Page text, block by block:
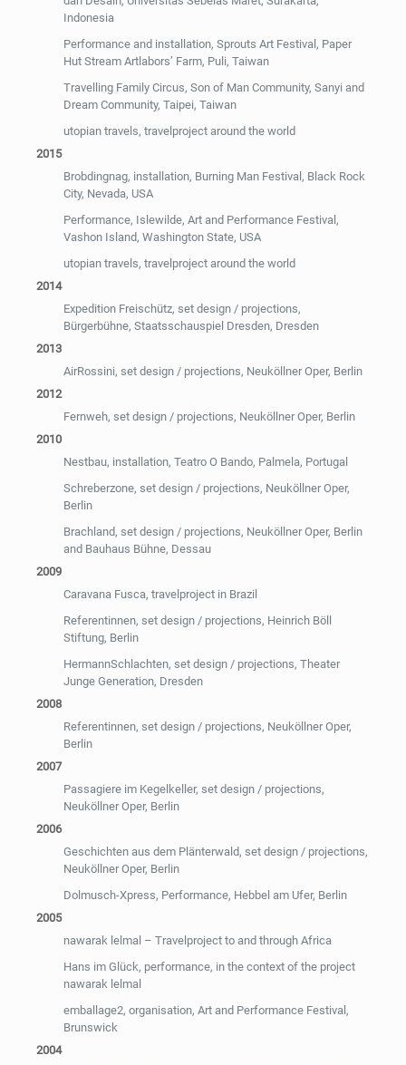
Indonesia
Performance and installation, Sprouts Art Festival, Paper
Hut Stream Artlabors’ Farm, Puli, Taiwan
Travelling Family Circus, Son of Man Community, Sanyi and
Dream Community, Taipei, Taiwan
utopian travels, travelproject around the world
2015
Brobdingnag, installation, Burning Man Festival, Black Rock
City, Nevada, USA
Performance, Islewilde, Art and Performance Festival,
Vashon Island, Washington State, USA
utopian travels, travelproject around the world
2014
Expedition Freischütz, set design / projections,
Bürgerbühne, Staatsschauspiel Dresden, Dresden
2013
AirRossini, set design / projections, Neuköllner Oper, Berlin
2012
Fernweh, set design / projections, Neuköllner Oper, Berlin
2010
Nestbau, installation, Teatro O Bando, Palmela, Portugal
Schreberzone, set design / projections, Neuköllner Oper,
Berlin
Brachland, set design / projections, Neuköllner Oper, Berlin
and Bauhaus Bühne, Dessau
2009
Caravana Fusca, travelproject in Brazil
Referentinnen, set design / projections, Heinrich Böll
Stiftung, Berlin
HermannSchlachten, set design / projections, Theater
Junge Generation, Dresden
2008
Referentinnen, set design / projections, Neuköllner Oper,
Berlin
2007
Passagiere im Kegelkeller, set design / projections,
Neuköllner Oper, Berlin
2006
Geschichten aus dem Plänterwald, set design / projections,
Neuköllner Oper, Berlin
Dolmusch-Xpress, Performance, Hebbel am Ufer, Berlin
2005
nawarak lelmal – Travelproject to and through Africa
Hans im Glück, performance, in the context of the project
nawarak lelmal
emballage2, organisation, Art and Performance Festival,
Brunswick
2004